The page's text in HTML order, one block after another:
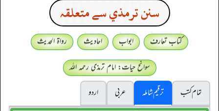
سنن ترمذي سے متعلقہ
کتاب تعارف ابواب احادیث
رواۃ الحدیث
سوانح حیات: امام ترمذی رحمہ اللہ
تمام کتب
ترقیم شاملہ عربی
اردو